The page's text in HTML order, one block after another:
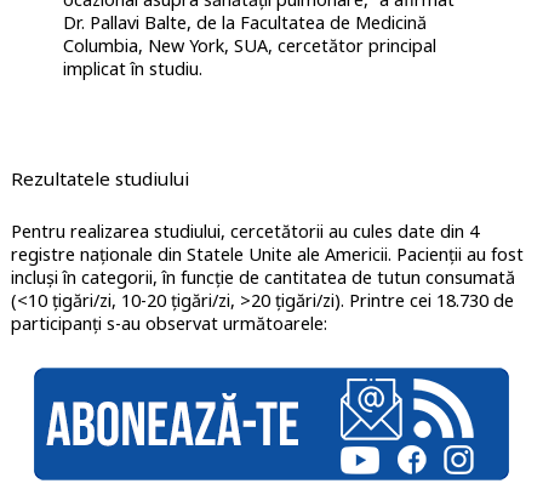
Dr. Pallavi Balte, de la Facultatea de Medicină
Columbia, New York, SUA, cercetător principal
implicat în studiu.
Rezultatele studiului
Pentru realizarea studiului, cercetătorii au cules date din 4
registre naționale din Statele Unite ale Americii. Pacienții au fost
incluși în categorii, în funcție de cantitatea de tutun consumată
(<10 țigări/zi, 10-20 țigări/zi, >20 țigări/zi). Printre cei 18.730 de
participanți s-au observat următoarele: